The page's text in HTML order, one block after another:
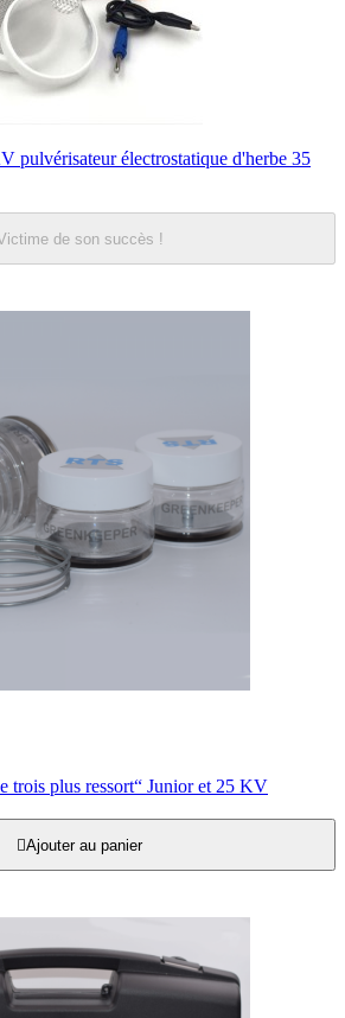
pulvérisateur électrostatique d'herbe 35
de son succès !
trois plus ressort“ Junior et 25 KV
Ajouter au panier